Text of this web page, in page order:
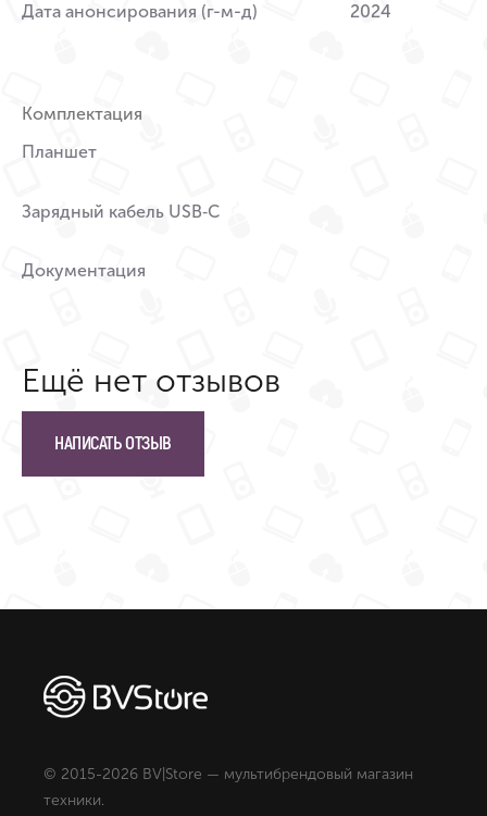
Дата анонсирования (г-м-д) 2024
Комплектация
Планшет
Зарядный кабель USB‑C
Документация
Ещё нет отзывов
НАПИСАТЬ ОТЗЫВ
© 2015-2026 BV|Store — мультибрендовый магазин
техники.